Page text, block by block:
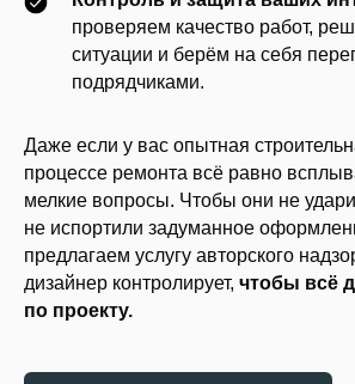
проверяем качество работ,
ситуации и берём на себя
подрядчиками.
Даже если у вас опытная
процессе ремонта всё равно
мелкие вопросы. Чтобы они не
не испортили задуманное
предлагаем услугу авторского
дизайнер контролирует, чтобы всё
по проекту.